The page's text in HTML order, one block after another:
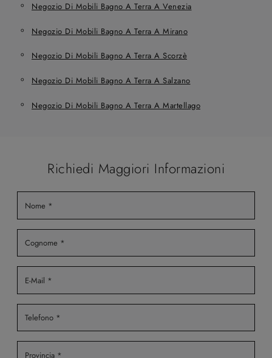
Negozio Di Mobili Bagno A Terra A Venezia
Negozio Di Mobili Bagno A Terra A Mirano
Negozio Di Mobili Bagno A Terra A Scorzè
Negozio Di Mobili Bagno A Terra A Salzano
Negozio Di Mobili Bagno A Terra A Martellago
Richiedi Maggiori Informazioni